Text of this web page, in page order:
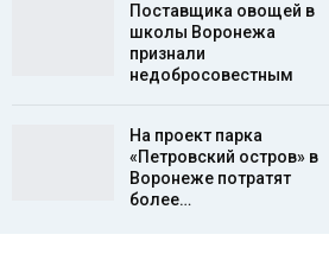
Поставщика овощей в
школы Воронежа
признали
недобросовестным
На проект парка
«Петровский остров» в
Воронеже потратят
более…